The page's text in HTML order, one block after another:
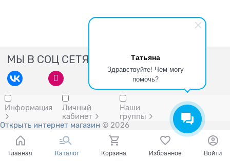
Татьяна
Здравствуйте! Чем могу
помочь?
МЫ В СОЦ СЕТЯХ
Информация
Личный
кабинет
Наши
группы
Открыть интернет магазин © 2026
Главная Каталог Корзина Избранное Войти